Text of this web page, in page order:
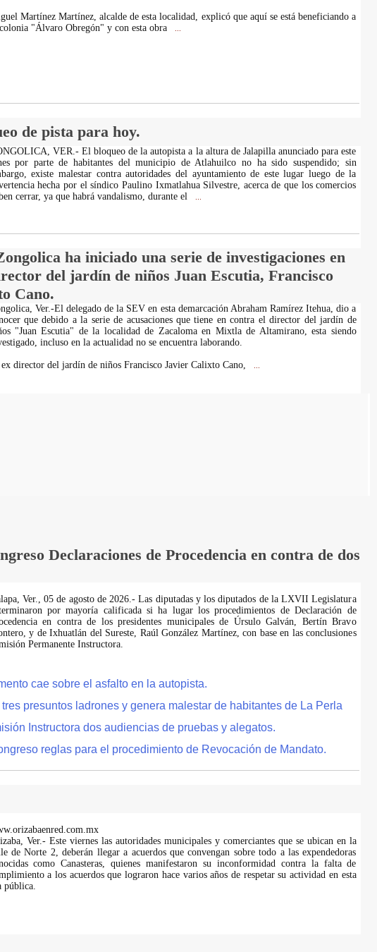
Martínez Martínez, alcalde de esta localidad, explicó que aquí se está beneficiando a
"Álvaro Obregón" y con esta obra
de pista para hoy.
VER.- El bloqueo de la autopista a la altura de Jalapilla anunciado para este
por parte de habitantes del municipio de Atlahuilco no ha sido suspendido; sin
existe malestar contra autoridades del ayuntamiento de este lugar luego de la
hecha por el síndico Paulino Ixmatlahua Silvestre, acerca de que los comercios
cerrar, ya que habrá vandalismo, durante el
ha iniciado una serie de investigaciones en
del jardín de niños Juan Escutia, Francisco
Cano.
Ver.-El delegado de la SEV en esta demarcación Abraham Ramírez Itehua, dio a
que debido a la serie de acusaciones que tiene en contra el director del jardín de
"Juan Escutia" de la localidad de Zacaloma en Mixtla de Altamirano, esta siendo
incluso en la actualidad no se encuentra laborando.
director del jardín de niños Francisco Javier Calixto Cano,
Declaraciones de Procedencia en contra de dos
Ver., 05 de agosto de 2026.- Las diputadas y los diputados de la LXVII Legislatura
por mayoría calificada si ha lugar los procedimientos de Declaración de
en contra de los presidentes municipales de Úrsulo Galván, Bertín Bravo
y de Ixhuatlán del Sureste, Raúl González Martínez, con base en las conclusiones
Permanente Instructora.
cae sobre el asfalto en la autopista.
presuntos ladrones y genera malestar de habitantes de La Perla
Instructora dos audiencias de pruebas y alegatos.
reglas para el procedimiento de Revocación de Mandato.
Ver.- Este viernes las autoridades municipales y comerciantes que se ubican en la
de Norte 2, deberán llegar a acuerdos que convengan sobre todo a las expendedoras
como Canasteras, quienes manifestaron su inconformidad contra la falta de
a los acuerdos que lograron hace varios años de respetar su actividad en esta
pública.